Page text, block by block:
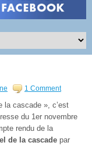
1 Comment
la cascade », c’est
du 1er novembre
rendu de la
de la cascade par